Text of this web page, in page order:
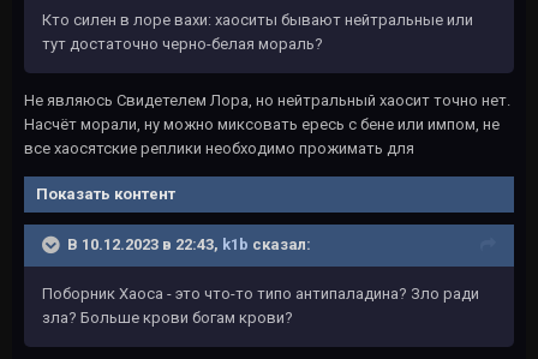
Кто силен в лоре вахи: хаоситы бывают нейтральные или
тут достаточно черно-белая мораль?
Не являюсь Свидетелем Лора, но нейтральный хаосит точно нет.
Насчёт морали, ну можно миксовать ересь с бене или импом, не
все хаосятские реплики необходимо прожимать для
Показать контент
В 10.12.2023 в 22:43, k1b сказал:
Поборник Хаоса - это что-то типо антипаладина? Зло ради
зла? Больше крови богам крови?